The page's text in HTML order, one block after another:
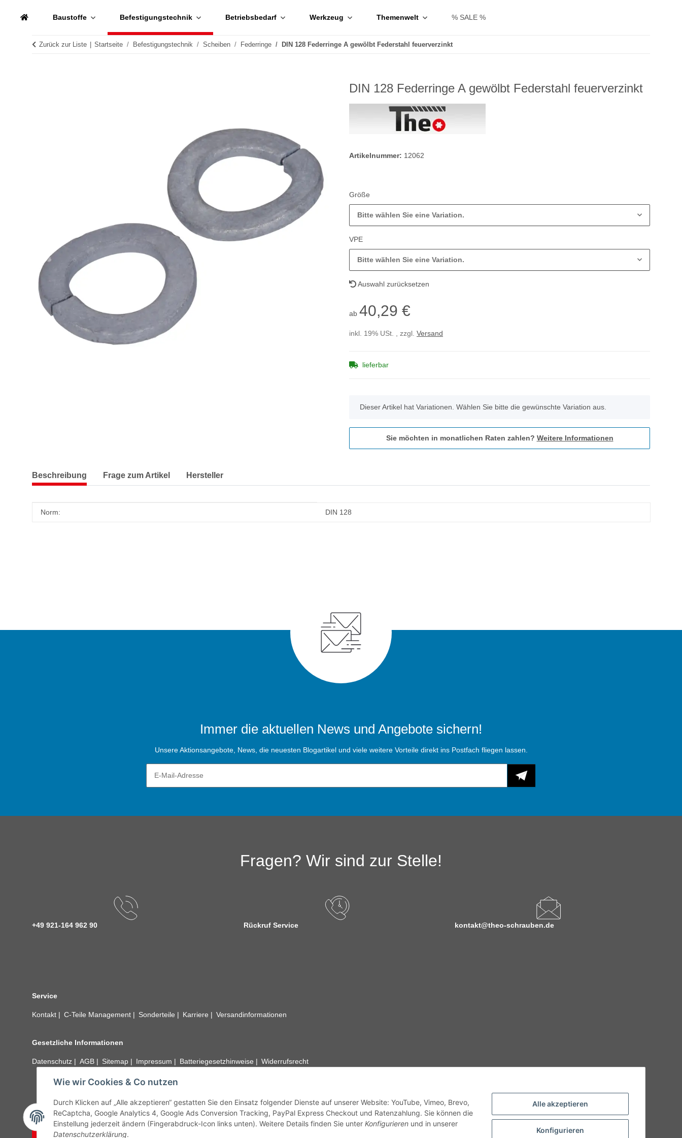
Alle akzeptieren
Konfigurieren
Wie wir Cookies & Co nutzen
Durch Klicken auf „Alle akzeptieren“ gestatten Sie den Einsatz folgender Dienste auf unserer Website: YouTube, Vimeo, Brevo,
ReCaptcha, Google Analytics 4, Google Ads Conversion Tracking, PayPal Express Checkout und Ratenzahlung. Sie können die
Einstellung jederzeit ändern (Fingerabdruck-Icon links unten). Weitere Details finden Sie unter Konfigurieren und in unserer
Datenschutzerklärung.
Baustoffe Befestigungstechnik Betriebsbedarf Werkzeug Themenwelt % SALE %
Zurück zur Liste Startseite Befestigungstechnik Scheiben Federringe DIN 128 Federringe A gewölbt Federstahl feuerverzinkt
DIN 128 Federringe A gewölbt Federstahl feuerverzinkt
Artikelnummer: 12062
Größe
Bitte wählen Sie eine Variation.
VPE
Bitte wählen Sie eine Variation.
Auswahl zurücksetzen
ab 40,29 €
inkl. 19% USt. , zzgl. Versand
lieferbar
x
Dieser Artikel hat Variationen. Wählen Sie bitte die gewünschte Variation aus.
Sie möchten in monatlichen Raten zahlen? Weitere Informationen
Beschreibung Frage zum Artikel Hersteller
Produkteigenschaft
Wert
Norm: DIN 128
Immer die aktuellen News und Angebote sichern!
Unsere Aktionsangebote, News, die neuesten Blogartikel und viele weitere Vorteile direkt ins Postfach fliegen lassen.
Fragen? Wir sind zur Stelle!
+49 921-164 962 90 Rückruf Service kontakt@theo-schrauben.de
Service
Kontakt C-Teile Management Sonderteile Karriere Versandinformationen
Gesetzliche Informationen
Datenschutz AGB Sitemap Impressum Batteriegesetzhinweise Widerrufsrecht
unseren Kundenservice. Abbildungen der Artikel können beispielhaft sein und vom Produkt abweichen.
Vertrag widerrufen